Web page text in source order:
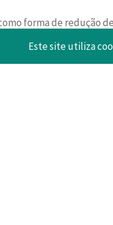
forma de redução
a necessidade de se
blockchaine
Este site utiliza